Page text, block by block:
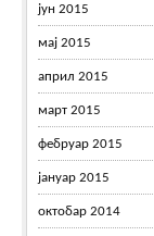
јун 2015
мај 2015
април 2015
март 2015
фебруар 2015
јануар 2015
октобар 2014